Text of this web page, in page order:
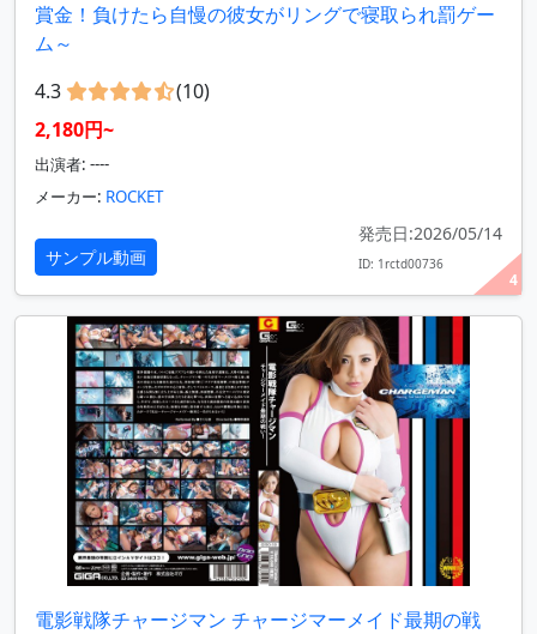
4
賞金！負けたら自慢の彼女がリングで寝取られ罰ゲー
ム～
4.3
(10)
2,180円~
出演者: ----
メーカー: ROCKET
サンプル動画
発売日:2026/05/14
ID: 1rctd00736
電影戦隊チャージマン チャージマーメイド最期の戦